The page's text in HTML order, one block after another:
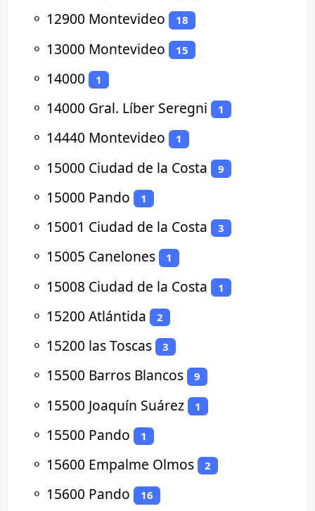
⚬ 12900 Montevideo 18
⚬ 13000 Montevideo 15
⚬ 14000 1
⚬ 14000 Gral. Líber Seregni 1
⚬ 14440 Montevideo 1
⚬ 15000 Ciudad de la Costa 9
⚬ 15000 Pando 1
⚬ 15001 Ciudad de la Costa 3
⚬ 15005 Canelones 1
⚬ 15008 Ciudad de la Costa 1
⚬ 15200 Atlántida 2
⚬ 15200 las Toscas 3
⚬ 15500 Barros Blancos 9
⚬ 15500 Joaquín Suárez 1
⚬ 15500 Pando 1
⚬ 15600 Empalme Olmos 2
⚬ 15600 Pando 16